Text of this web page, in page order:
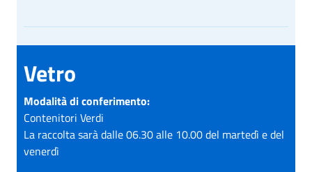
Vetro
Modalità di conferimento:
Contenitori Verdi
La raccolta sarà dalle 06.30 alle 10.00 del martedì e del
venerdì